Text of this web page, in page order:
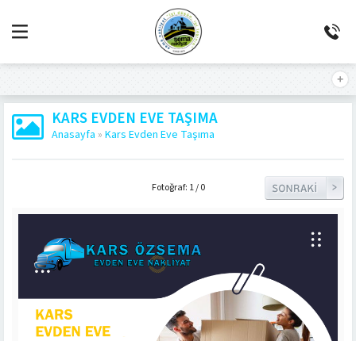
KARS EVDEN EVE TAŞIMA
Anasayfa » Kars Evden Eve Taşıma
Fotoğraf: 1 / 0